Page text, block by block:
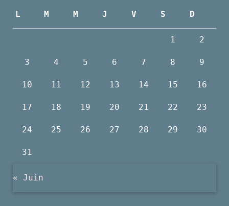
L M M J V S D
1 2
3 4 5 6 7 8 9
10 11 12 13 14 15 16
17 18 19 20 21 22 23
24 25 26 27 28 29 30
31
« Juin